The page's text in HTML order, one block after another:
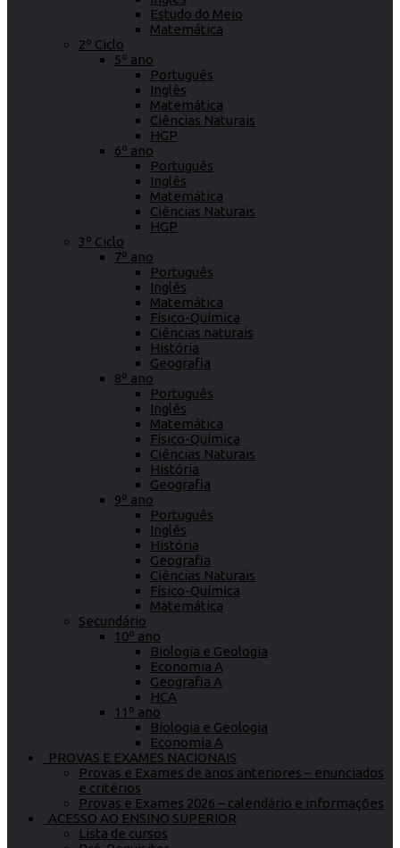
Estudo do Meio
Matemática
2º Ciclo
5º ano
Português
Inglês
Matemática
Ciências Naturais
HGP
6º ano
Português
Inglês
Matemática
Ciências Naturais
HGP
3º Ciclo
7º ano
Português
Inglês
Matemática
Físico-Química
Ciências naturais
História
Geografia
8º ano
Português
Inglês
Matemática
Físico-Química
Ciências Naturais
História
Geografia
9º ano
Português
Inglês
História
Geografia
Ciências Naturais
Físico-Química
Matemática
Secundário
10º ano
Biologia e Geologia
Economia A
Geografia A
HCA
11º ano
Biologia e Geologia
Economia A
PROVAS E EXAMES NACIONAIS
Provas e Exames de anos anteriores – enunciados
e critérios
Provas e Exames 2026 – calendário e informações
ACESSO AO ENSINO SUPERIOR
Lista de cursos